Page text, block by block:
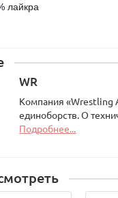
лайкра
WR
Компания «Wrestling
единоборств. О
Подробнее...